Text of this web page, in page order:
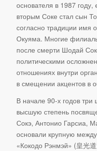
основателя в 1987 году,
вторым Соке стал сын
согласно традиции
Окуяма. Многие
после смерти Шодай
политическими
отношениях внутри
в смещении акцентов в
В начале 90-х годов
высшую степень
Сокэ, Антонио Гарсиа,
основали крупную
«Кокодо Рэнмэй» (皇光